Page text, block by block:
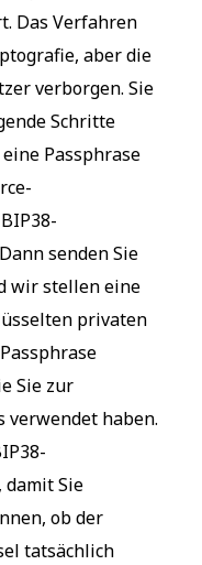
Das Verfahren
aber die
verborgen. Sie
Schritte
Passphrase
senden Sie
wir stellen eine
privaten
Sie zur
verwendet haben.
damit Sie
ob der
tatsächlich